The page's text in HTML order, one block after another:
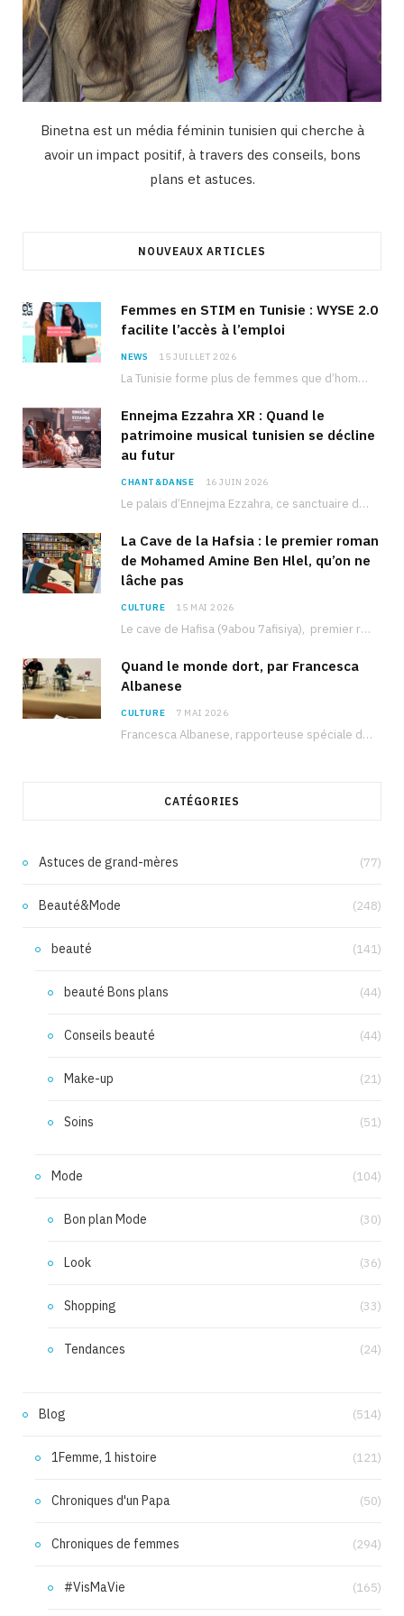
Binetna est un média féminin tunisien qui cherche à
avoir un impact positif, à travers des conseils, bons
plans et astuces.
NOUVEAUX ARTICLES
Femmes en STIM en Tunisie : WYSE 2.0
facilite l’accès à l’emploi
NEWS 15 JUILLET 2026
La Tunisie forme plus de femmes que d’hommes dans les filières scientifiques. Pourtant, pour beaucoup…
Ennejma Ezzahra XR : Quand le
patrimoine musical tunisien se décline
au futur
CHANT&DANSE 16 JUIN 2026
Le palais d’Ennejma Ezzahra, ce sanctuaire de la musique tunisienne et méditerranéenne construit par le…
La Cave de la Hafsia : le premier roman
de Mohamed Amine Ben Hlel, qu’on ne
lâche pas
CULTURE 15 MAI 2026
Le cave de Hafisa (9abou 7afisiya), premier roman du journaliste tunisien Mohamed Amine Ben Hlel,…
Quand le monde dort, par Francesca
Albanese
CULTURE 7 MAI 2026
Francesca Albanese, rapporteuse spéciale de l’ONU sur les territoires palestiniens occupés, était à Tunis pour…
CATÉGORIES
Astuces de grand-mères (77)
Beauté&Mode (248)
beauté (141)
beauté Bons plans (44)
Conseils beauté (44)
Make-up (21)
Soins (51)
Mode (104)
Bon plan Mode (30)
Look (36)
Shopping (33)
Tendances (24)
Blog (514)
1Femme, 1 histoire (121)
Chroniques d'un Papa (50)
Chroniques de femmes (294)
#VisMaVie (165)